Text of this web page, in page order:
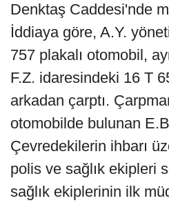
Denktaş Caddesi'nde
İddiaya göre, A.Y.
757 plakalı otomobil,
F.Z. idaresindeki 16 T
arkadan çarptı.
otomobilde bulunan
Çevredekilerin ihbarı
polis ve sağlık ekipleri
sağlık ekiplerinin ilk